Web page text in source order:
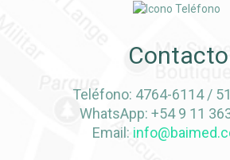
Contacto
Teléfono: 4764-6114 /
WhatsApp: +54 9 11
Email: